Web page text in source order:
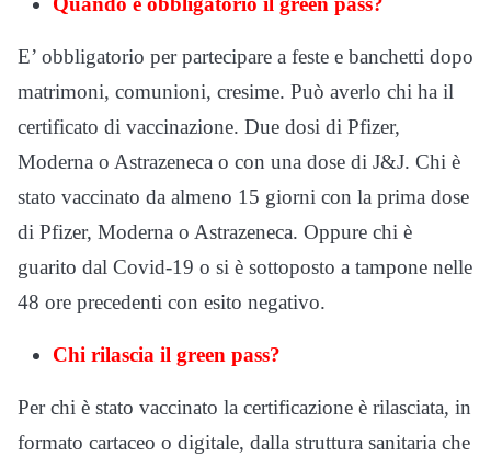
E’ obbligatorio per partecipare a feste e banchetti dopo
matrimoni, comunioni, cresime. Può averlo chi ha il
certificato di vaccinazione. Due dosi di Pfizer,
Moderna o Astrazeneca o con una dose di J&J. Chi è
stato vaccinato da almeno 15 giorni con la prima dose
di Pfizer, Moderna o Astrazeneca. Oppure chi è
guarito dal Covid-19 o si è sottoposto a tampone nelle
48 ore precedenti con esito negativo.
Chi rilascia il green pass?
Per chi è stato vaccinato la certificazione è rilasciata, in
formato cartaceo o digitale, dalla struttura sanitaria che